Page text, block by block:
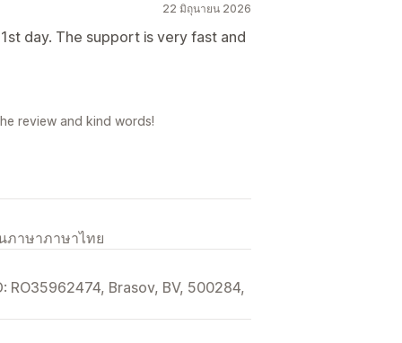
22 มิถุนายน 2026
day. The support is very fast and
review and kind words!
ภาษาภาษาไทย
RO35962474, Brasov, BV, 500284,